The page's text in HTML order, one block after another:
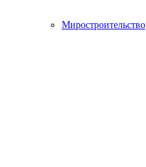
Миростроительство